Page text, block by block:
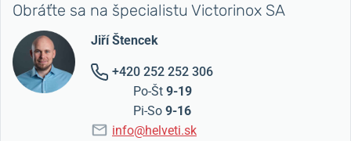
Obráťte sa na špecialistu Victorinox SA
Jiří Štencek
+420 252 252 306
Po-Št 9-19
Pi-So 9-16
info@helveti.sk